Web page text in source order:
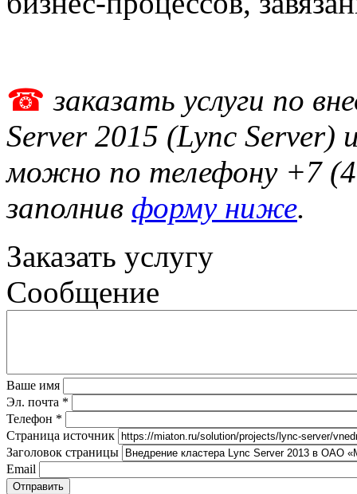
☎ заказать услуги по
Server 2015 (Lync
можно по телефону +7
заполнив форму ниже.
Заказать услугу
Сообщение
Ваше имя
Эл. почта *
Телефон *
Страница источник
Заголовок страницы
Email